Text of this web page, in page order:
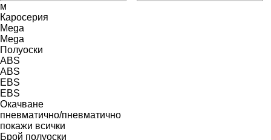
м
Каросерия
Mega
Mega
Полуоски
ABS
ABS
EBS
EBS
Окачване
пневматично/пневматично
покажи всички
Брой полуоски